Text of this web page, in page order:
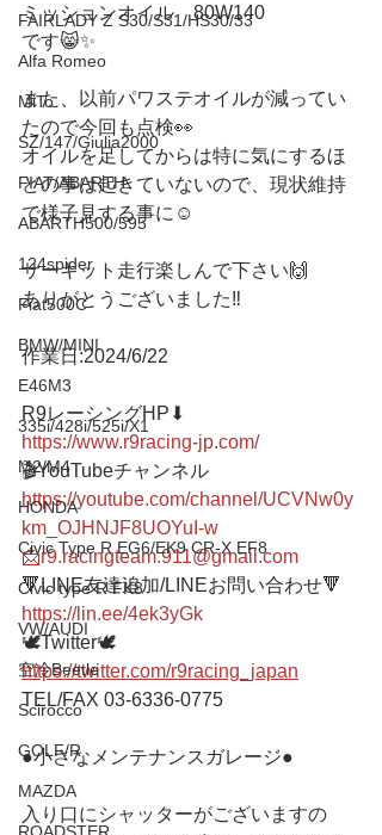
FAIRLADY Z S30/S31/HS30/33
Alfa Romeo
MiTo
SZ/147/Giulia2000
FIAT/ABARTH
ABARTH500/595
124spider
Fiat500C
BMW/MINI
E46M3
335i/428i/525i/X1
M2/M4
HONDA
Civic Type R EG6/EK9 CR-X EF8
Civic type R FK8
VW/AUDI
空冷Beetle
Scirocco
GOLF/R
MAZDA
ミッションオイル　80W140
です😸✨
また、以前パワステオイルが減ってい
たので今回も点検👀
オイルを足してからは特に気にするほ
どの事は起きていないので、現状維持
で様子見する事に☺️
サーキット走行楽しんで下さい🙌
ありがとうございました‼️
作業日:2024/6/22
R9レーシングHP⬇︎
https://www.r9racing-jp.com/
🎬YouTubeチャンネル
https://youtube.com/channel/UCVNw0y
km_OJHNJF8UOYuI-w
📩r9.racingteam.911@gmail.com
🔻LINE友達追加/LINEお問い合わせ🔻
https://lin.ee/4ek3yGk
🕊Twitter🕊
https://twitter.com/r9racing_japan
TEL/FAX 03-6336-0775
●小さなメンテナンスガレージ●
入り口にシャッターがございますの